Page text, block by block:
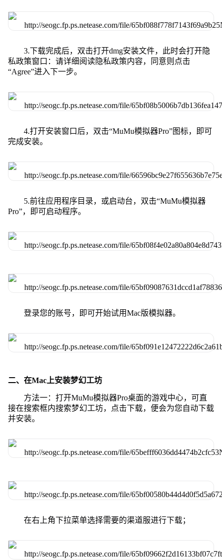
3.下载完成后，双击打开dmg安装文件，此时会打开隐
私政策窗口：请详细阅读隐私政策内容，同意则点击
“Agree”进入下一步。
4.打开安装窗口后，双击“MuMu模拟器Pro”图标，即可
完成安装。
5.前往应用程序目录，或启动台，双击“MuMu模拟器
Pro”，即可启动程序。
登录您的账号，即可开始试用Mac版模拟器。
二、在Mac上安装梦幻工坊
方法一：打开MuMu模拟器Pro桌面的游戏中心，可直
接在搜索框内搜索梦幻工坊，点击下载，便会为您自动下载
并安装。
在右上角下拉菜单选择需要的渠道服进行下载；